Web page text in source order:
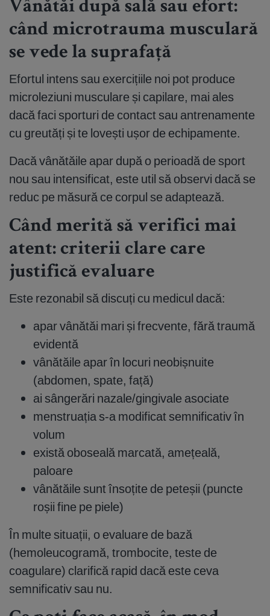
Vânătăi după sală sau efort:
când microtrauma musculară
se vede la suprafață
Efortul intens sau exercițiile noi pot produce
microleziuni musculare și capilare, mai ales
dacă faci sporturi de contact sau antrenamente
cu greutăți și te lovești ușor de echipamente.
Dacă vânătăile apar după o perioadă de sport
nou sau intensificat, este util să observi dacă se
reduc pe măsură ce corpul se adaptează.
Când merită să verifici mai
atent: criterii clare care
justifică evaluare
Este rezonabil să discuți cu medicul dacă:
apar vânătăi mari și frecvente, fără traumă
evidentă
vânătăile apar în locuri neobișnuite
(abdomen, spate, față)
ai sângerări nazale/gingivale asociate
menstruația s-a modificat semnificativ în
volum
există oboseală marcată, amețeală,
paloare
vânătăile sunt însoțite de peteșii (puncte
roșii fine pe piele)
În multe situații, o evaluare de bază
(hemoleucogramă, trombocite, teste de
coagulare) clarifică rapid dacă este ceva
semnificativ sau nu.